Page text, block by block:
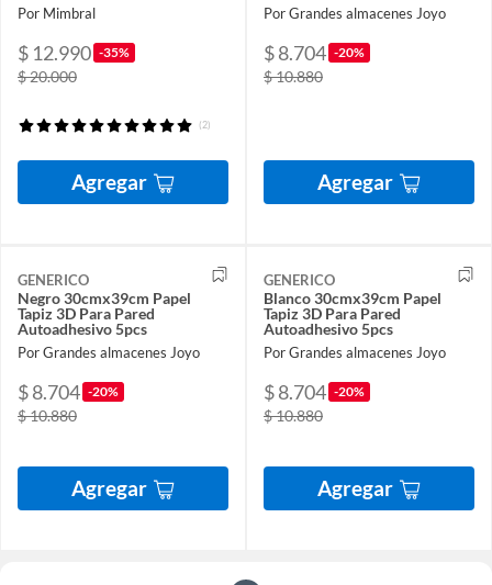
Por Mimbral
$ 12.990 -35%
$ 20.000
(2)
Agregar
Por Grandes almacenes Joyo
$ 8.704 -20%
$ 10.880
Agregar
GENERICO
Negro 30cmx39cm Papel
Tapiz 3D Para Pared
Autoadhesivo 5pcs
Por Grandes almacenes Joyo
$ 8.704 -20%
$ 10.880
Agregar
GENERICO
Blanco 30cmx39cm Papel
Tapiz 3D Para Pared
Autoadhesivo 5pcs
Por Grandes almacenes Joyo
$ 8.704 -20%
$ 10.880
Agregar